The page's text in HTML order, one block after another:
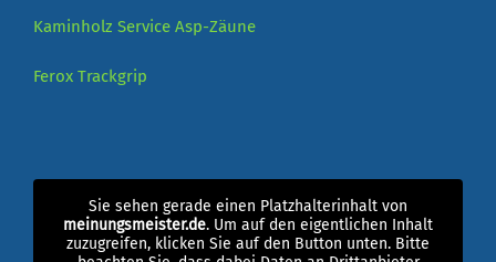
Kaminholz Service Asp-Zäune
Ferox Trackgrip
Sie sehen gerade einen Platzhalterinhalt von
meinungsmeister.de. Um auf den eigentlichen Inhalt
zuzugreifen, klicken Sie auf den Button unten. Bitte